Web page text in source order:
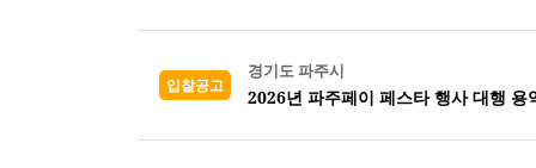
입찰공고
경기도 파주시
2026년 파주페이 페스타 행사 대행 용